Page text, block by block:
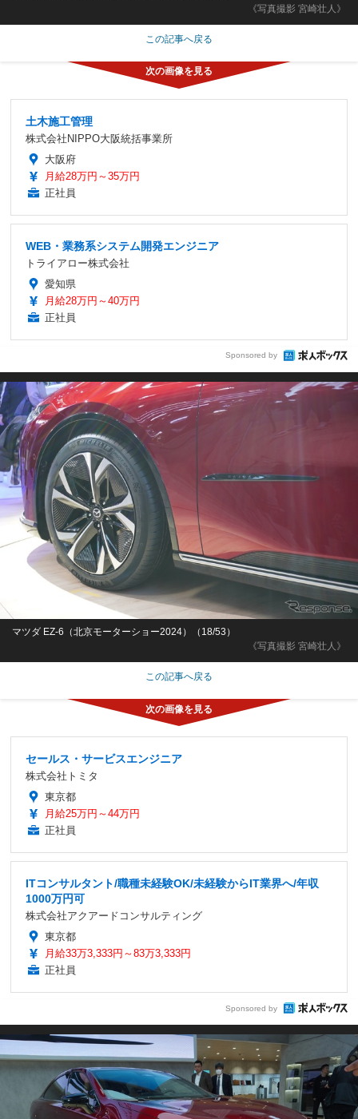
《写真撮影 宮崎壮人》
この記事へ戻る
土木施工管理
株式会社NIPPO大阪統括事業所
大阪府
月給28万円～35万円
正社員
WEB・業務系システム開発エンジニア
トライアロー株式会社
愛知県
月給28万円～40万円
正社員
Sponsored by
《写真撮影 宮崎壮人》
マツダ EZ-6（北京モーターショー2024）（18/53）
この記事へ戻る
セールス・サービスエンジニア
株式会社トミタ
東京都
月給25万円～44万円
正社員
ITコンサルタント/職種未経験OK/未経験からIT業界へ/年収
1000万円可
株式会社アクアードコンサルティング
東京都
月給33万3,333円～83万3,333円
正社員
Sponsored by